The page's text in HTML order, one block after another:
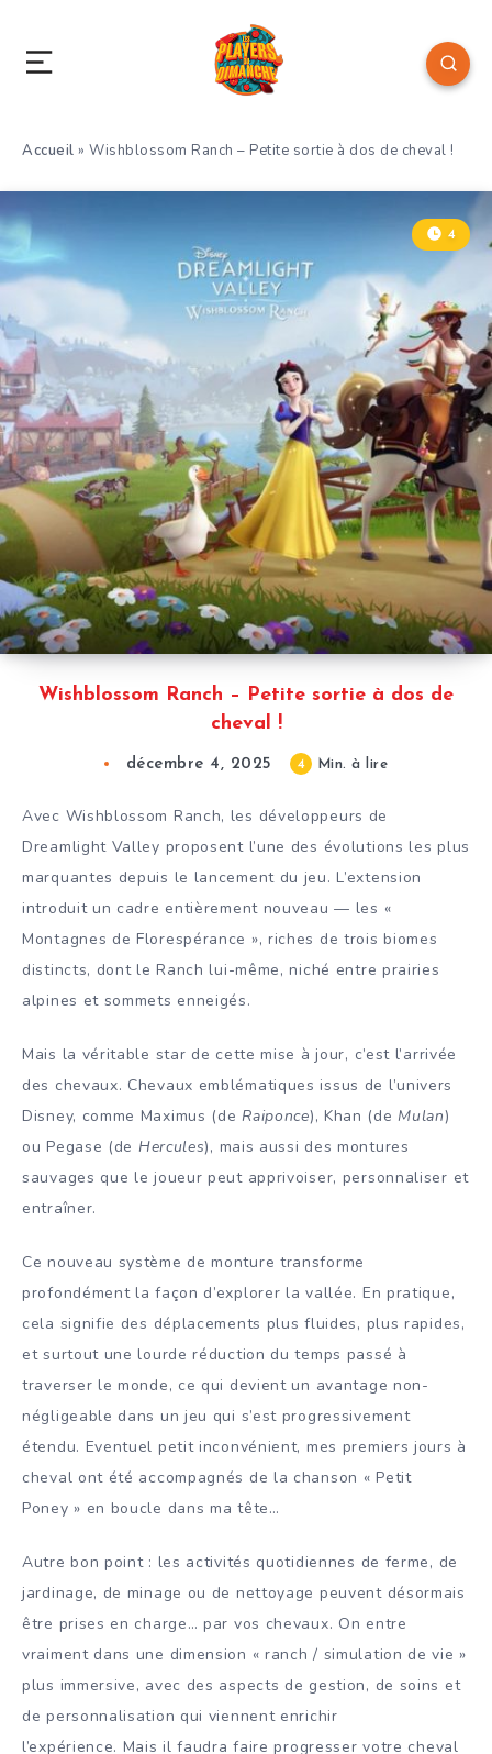
Accueil » Wishblossom Ranch – Petite sortie à dos de cheval !
Wishblossom Ranch – Petite sortie à dos de
cheval !
4
décembre 4, 2025 4 Min. à lire
Avec Wishblossom Ranch, les développeurs de
Dreamlight Valley proposent l’une des évolutions les plus
marquantes depuis le lancement du jeu. L’extension
introduit un cadre entièrement nouveau — les «
Montagnes de Florespérance », riches de trois biomes
distincts, dont le Ranch lui-même, niché entre prairies
alpines et sommets enneigés.
Mais la véritable star de cette mise à jour, c’est l’arrivée
des chevaux. Chevaux emblématiques issus de l’univers
Disney, comme Maximus (deRaiponce), Khan (deMulan)
ou Pegase (de Hercules), mais aussi des montures
sauvages que le joueur peut apprivoiser, personnaliser et
entraîner.
Ce nouveau système de monture transforme
profondément la façon d’explorer la vallée. En pratique,
cela signifie des déplacements plus fluides, plus rapides,
et surtout une lourde réduction du temps passé à
traverser le monde, ce qui devient un avantage non-
négligeable dans un jeu qui s’est progressivement
étendu. Eventuel petit inconvénient, mes premiers jours à
cheval ont été accompagnés de la chanson « Petit
Poney » en boucle dans ma tête…
Autre bon point : les activités quotidiennes de ferme, de
jardinage, de minage ou de nettoyage peuvent désormais
être prises en charge… par vos chevaux. On entre
vraiment dans une dimension « ranch / simulation de vie »
plus immersive, avec des aspects de gestion, de soins et
de personnalisation qui viennent enrichir
l’expérience. Mais il faudra faire progresser votre cheval